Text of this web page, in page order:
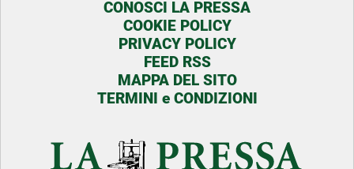
CONOSCI LA PRESSA
COOKIE POLICY
PRIVACY POLICY
FEED RSS
MAPPA DEL SITO
TERMINI e CONDIZIONI